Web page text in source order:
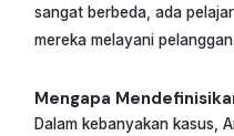
sangat berbeda, ada
mereka melayani pelanggan.
Mengapa
Dalam kebanyakan kasus,